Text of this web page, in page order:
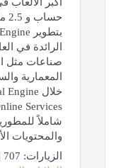
الرائدة في
صناعات مثل
المعمارية
شاملاً
والمحتويات
الزيارات: 707 | التقييم: 0 | المقيّمين: 0 | الدولة: